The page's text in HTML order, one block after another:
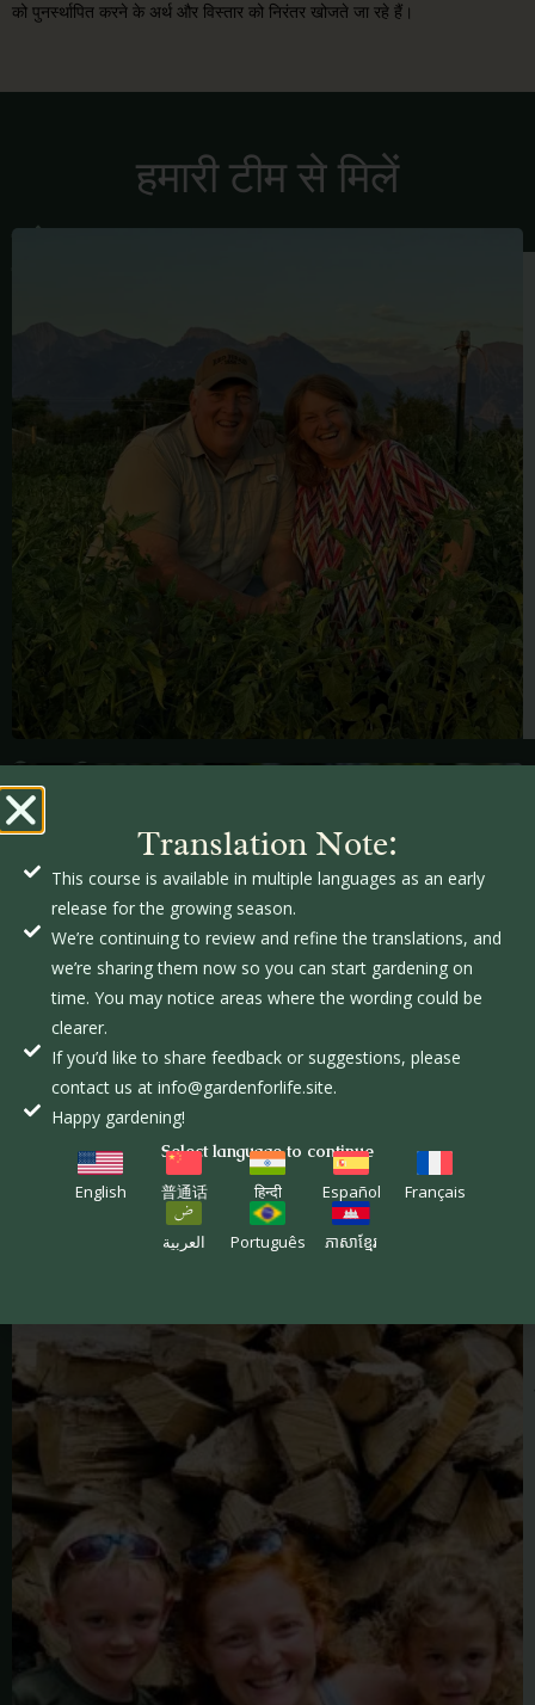
को पुनर्स्थापित करने के अर्थ और विस्तार को निरंतर खोजते जा रहे हैं।
हमारी टीम से मिलें
ब्रिटनी
हेल
Translation Note:
This course is available in multiple languages as an early
release for the growing season.
We’re continuing to review and refine the translations, and
we’re sharing them now so you can start gardening on
time. You may notice areas where the wording could be
clearer.
If you’d like to share feedback or suggestions, please
contact us at info@gardenforlife.site.
Happy gardening!
Select language to continue
English
普通话 हिन्दी Español Français
العربية Português ភាសាខ្មែរ